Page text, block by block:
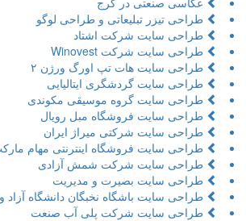
طراحی تیزر تبلیعاتی و طراحی لوگو
طراحی سایت شرکت اشتاد
طراحی سایت شرکت Winovest
طراحی سایت هات تپ اورگ ورژن ۲
طراحی سایت گردشگری ایتالیایی
طراحی سایت گروه موسیقی مکوندی
طراحی سایت فروشگاه مبل رویال
طراحی سایت شرکتی میراژ ایران
طراحی سایت فروشگاه اینترنتی مهام
طراحی سایت شرکت شمش آزادی
طراحی سایت بصیرت و مدیریت
طراحی سایت باشگاه نخبگان دانشگاه آزاد
طراحی سایت شرکت پلی آب صنعت